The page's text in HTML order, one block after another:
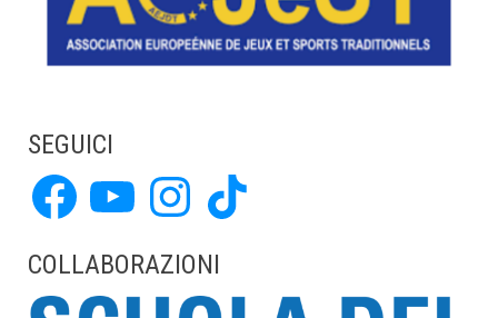
SEGUICI
FacebookYouTube Instagram TikTok
COLLABORAZIONI